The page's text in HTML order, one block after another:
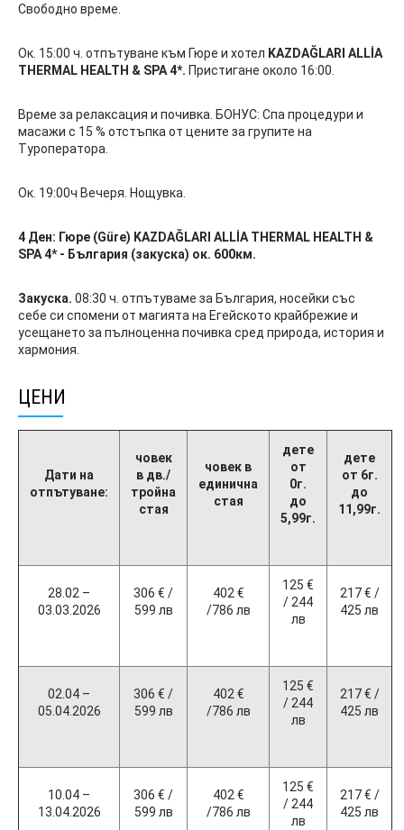
Свободно време.
Ок. 15:00 ч. отпътуване към Гюре и хотел KAZDAĞLARI ALLİA
THERMAL HEALTH & SPA 4*. Пристигане около 16:00
Време за релаксация и почивка. БОНУС: Спа процедури и
масажи с 15 % отстъпка от цените за групите на
Туроператора.
Ок. 19:00ч Вечеря. Нощувка.
4 Ден: Гюре (Güre) KAZDAĞLARI ALLİA THERMAL HEALTH &
SPA 4* - България (закуска) ок. 600км.
Закуска. 08:30 ч. отпътуваме за България, носейки със
себе си спомени от магията на Егейското крайбрежие и
усещането за пълноценна почивка сред природа, история и
хармония.
ЦЕНИ
Дати на
отпътуване:
човек
в дв./
тройна
стая
човек в
единична
стая
дете
от
0г.
до
5,99г.
дете
от 6г.
до
11,99г.
28.02 –
03.03.2026
306 € /
599 лв
402 €
/786 лв
125 €
/ 244
лв
217 € /
425 лв
02.04 –
05.04.2026
306 € /
599 лв
402 €
/786 лв
125 €
/ 244
лв
217 € /
425 лв
10.04 –
13.04.2026
306 € /
599 лв
402 €
/786 лв
125 €
/ 244
лв
217 € /
425 лв